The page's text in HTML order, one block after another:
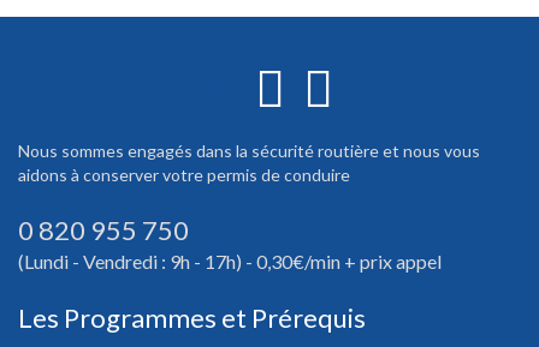
Nous sommes engagés dans la sécurité routière et nous vous
aidons à conserver votre permis de conduire
0 820 955 750
(Lundi - Vendredi : 9h - 17h) - 0,30€/min + prix appel
Les Programmes et Prérequis